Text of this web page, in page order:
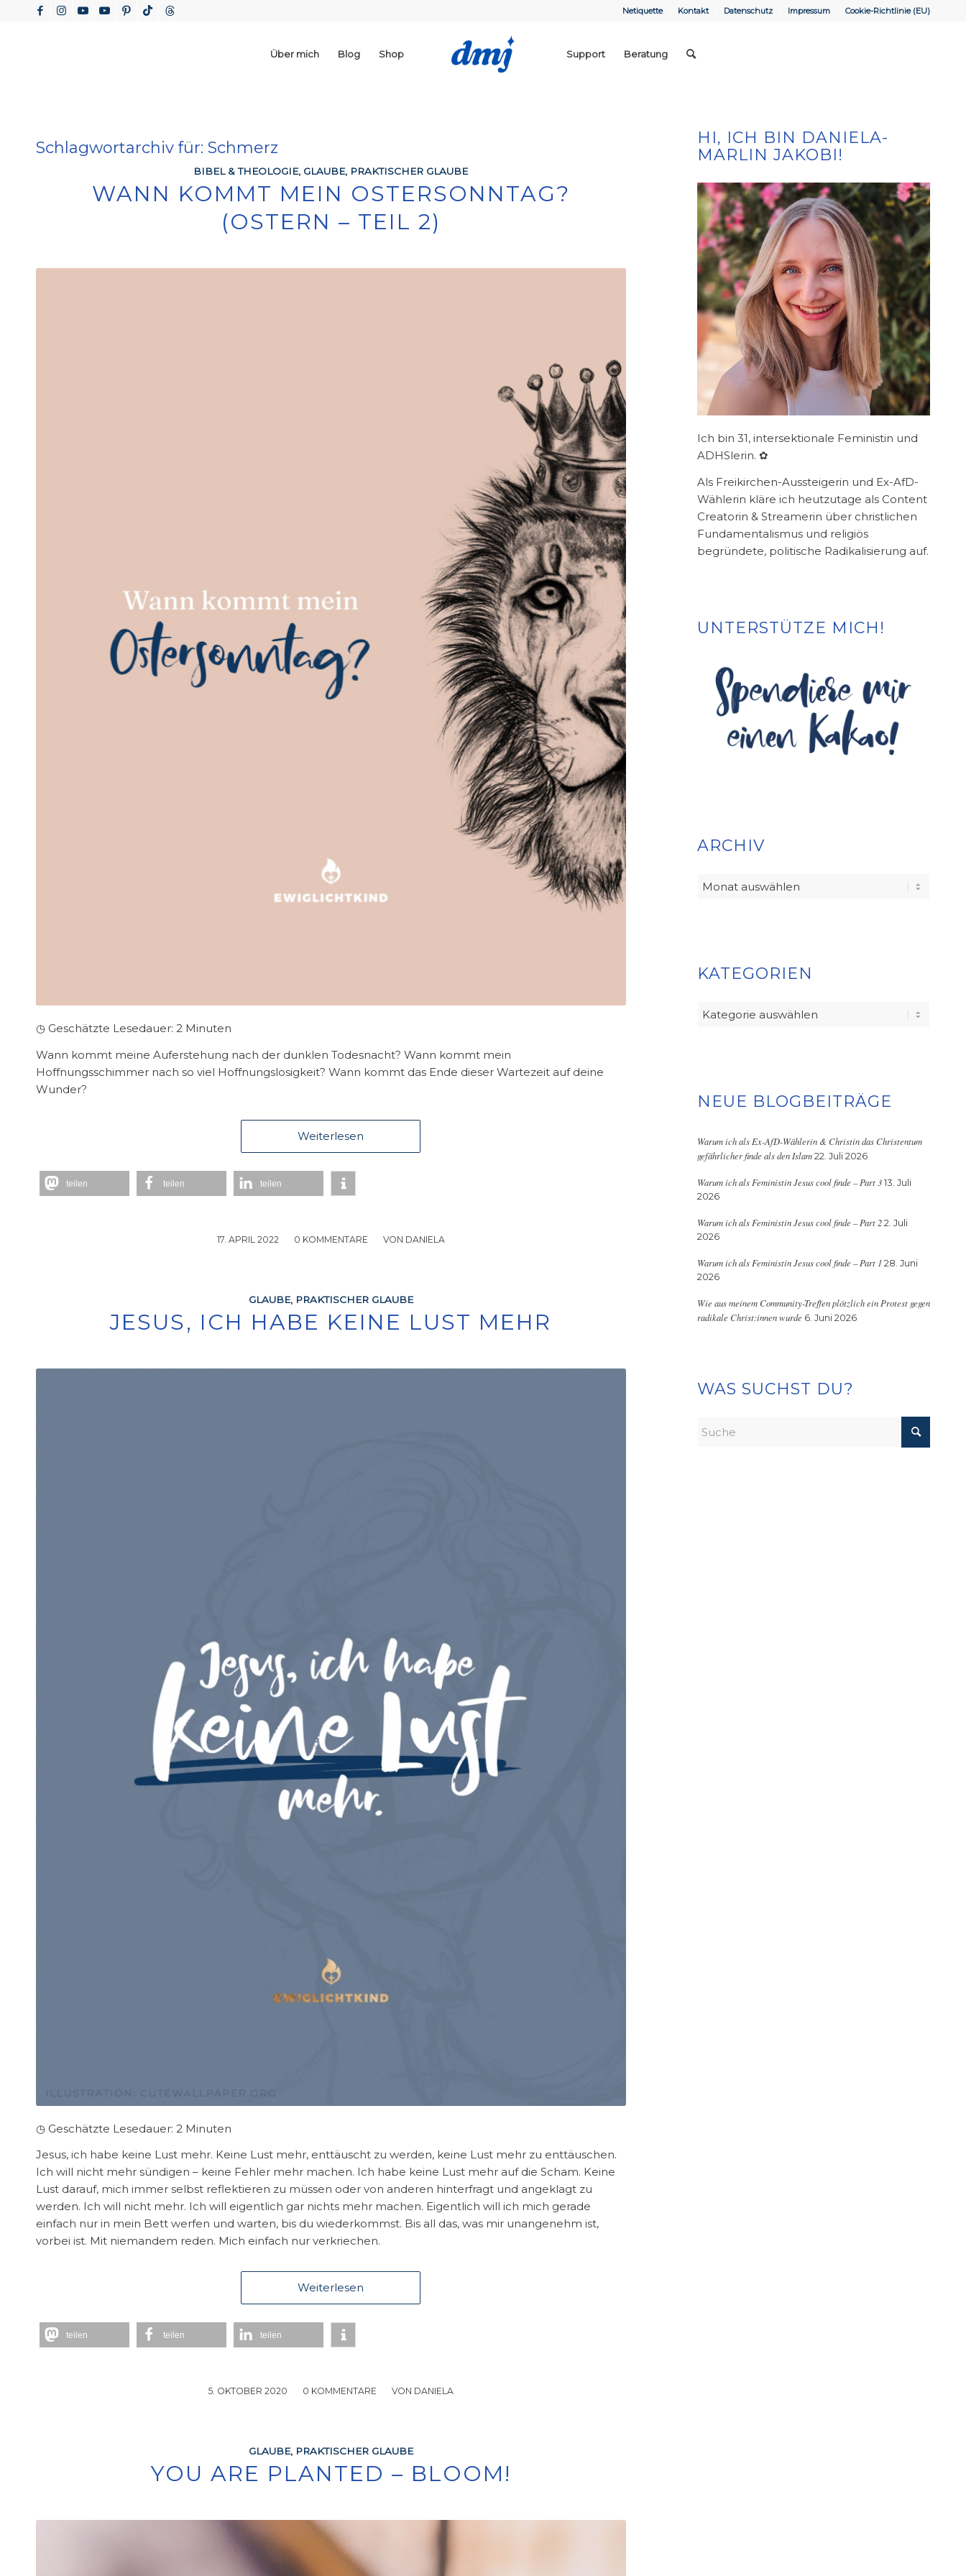
Netiquette Kontakt Datenschutz Impressum Cookie-Richtlinie (EU)
Über mich Blog Shop Support Beratung
Schlagwortarchiv für: Schmerz
BIBEL & THEOLOGIE, GLAUBE, PRAKTISCHER GLAUBE
WANN KOMMT MEIN OSTERSONNTAG?
(OSTERN – TEIL 2)
◷ Geschätzte Lesedauer: 2 Minuten
Wann kommt meine Auferstehung nach der dunklen Todesnacht? Wann kommt mein
Hoffnungsschimmer nach so viel Hoffnungslosigkeit? Wann kommt das Ende dieser Wartezeit auf deine
Wunder?
Weiterlesen
teilen teilen teilen
17. APRIL 2022
/ 0 KOMMENTARE
/ VON DANIELA
GLAUBE, PRAKTISCHER GLAUBE
JESUS, ICH HABE KEINE LUST MEHR
◷ Geschätzte Lesedauer: 2 Minuten
Jesus, ich habe keine Lust mehr. Keine Lust mehr, enttäuscht zu werden, keine Lust mehr zu enttäuschen.
Ich will nicht mehr sündigen – keine Fehler mehr machen. Ich habe keine Lust mehr auf die Scham. Keine
Lust darauf, mich immer selbst reflektieren zu müssen oder von anderen hinterfragt und angeklagt zu
werden. Ich will nicht mehr. Ich will eigentlich gar nichts mehr machen. Eigentlich will ich mich gerade
einfach nur in mein Bett werfen und warten, bis du wiederkommst. Bis all das, was mir unangenehm ist,
vorbei ist. Mit niemandem reden. Mich einfach nur verkriechen.
Weiterlesen
teilen teilen teilen
5. OKTOBER 2020
/ 0 KOMMENTARE
/ VON DANIELA
GLAUBE, PRAKTISCHER GLAUBE
YOU ARE PLANTED – BLOOM!
HI, ICH BIN DANIELA-
MARLIN JAKOBI!
Ich bin 31, intersektionale Feministin und
ADHSlerin. ✿
Als Freikirchen-Aussteigerin und Ex-AfD-
Wählerin kläre ich heutzutage als Content
Creatorin & Streamerin über christlichen
Fundamentalismus und religiös
begründete, politische Radikalisierung auf.
UNTERSTÜTZE MICH!
ARCHIV
KATEGORIEN
Kategorien
NEUE BLOGBEITRÄGE
Warum ich als Ex-AfD-Wählerin & Christin das Christentum
gefährlicher finde als den Islam 22. Juli 2026
Warum ich als Feministin Jesus cool finde – Part 3 13. Juli
2026
Warum ich als Feministin Jesus cool finde – Part 2 2. Juli
2026
Warum ich als Feministin Jesus cool finde – Part 1 28. Juni
2026
Wie aus meinem Community-Treffen plötzlich ein Protest gegen
radikale Christ:innen wurde 6. Juni 2026
WAS SUCHST DU?